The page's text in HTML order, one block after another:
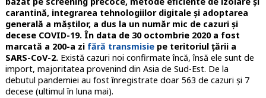
carantină, integrarea tehnologiilor digitale și adoptarea
generală a măștilor, a dus la un număr mic de cazuri și
decese COVID-19. În data de 30 octombrie 2020 a fost
marcată a 200-a zi fără transmisie pe teritoriul țării a
SARS-CoV-2.Există cazuri noi confirmate încă, însă ele sunt de
import, majoritatea provenind din Asia de Sud-Est. De la
debutul pandemiei au fost înregistrate doar 563 de cazuri și 7
decese (ultimul în luna mai).